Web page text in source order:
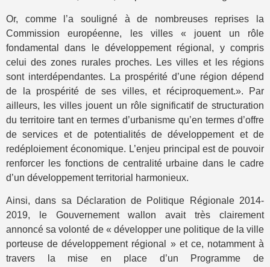
Or, comme l’a souligné à de nombreuses reprises la
Commission européenne, les villes « jouent un rôle
fondamental dans le développement régional, y compris
celui des zones rurales proches. Les villes et les régions
sont interdépendantes. La prospérité d’une région dépend
de la prospérité de ses villes, et réciproquement.». Par
ailleurs, les villes jouent un rôle significatif de structuration
du territoire tant en termes d’urbanisme qu’en termes d’offre
de services et de potentialités de développement et de
redéploiement économique. L’enjeu principal est de pouvoir
renforcer les fonctions de centralité urbaine dans le cadre
d’un développement territorial harmonieux.
Ainsi, dans sa Déclaration de Politique Régionale 2014-
2019, le Gouvernement wallon avait très clairement
annoncé sa volonté de « développer une politique de la ville
porteuse de développement régional » et ce, notamment à
travers la mise en place d’un Programme de